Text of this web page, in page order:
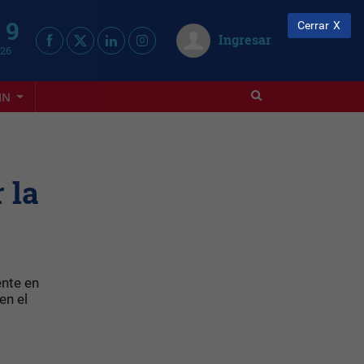
Ingresar
la
en
el
Cerrar